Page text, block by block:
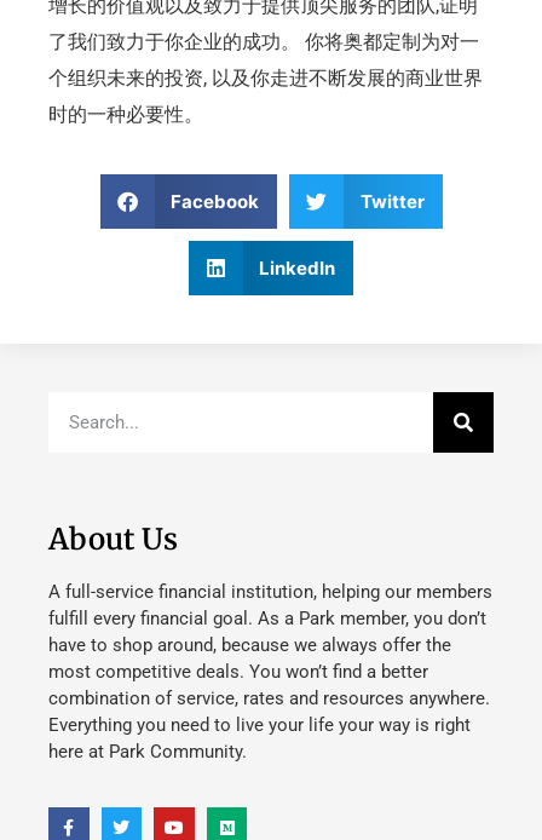
增长的价值观以及致力于提供顶尖服务的团队,证明
了我们致力于你企业的成功。 你将奥都定制为对一
个组织未来的投资, 以及你走进不断发展的商业世界
时的一种必要性。
Facebook Twitter
LinkedIn
About Us
A full-service financial institution, helping our members
fulfill every financial goal. As a Park member, you don’t
have to shop around, because we always offer the
most competitive deals. You won’t find a better
combination of service, rates and resources anywhere.
Everything you need to live your life your way is right
here at Park Community.